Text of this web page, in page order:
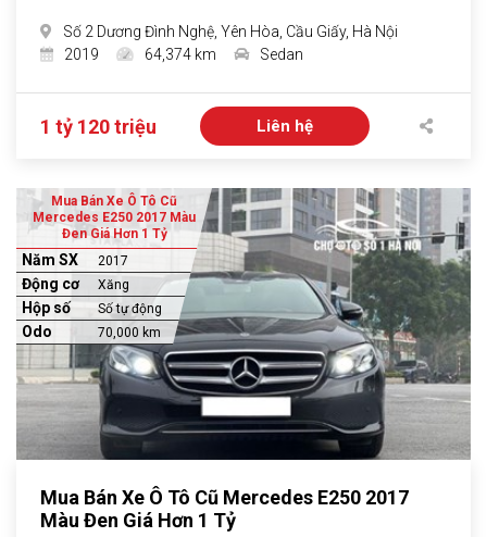
Số 2 Dương Đình Nghệ, Yên Hòa, Cầu Giấy, Hà Nội
2019
64,374 km Sedan
1 tỷ 120 triệu Liên hệ
Mua Bán Xe Ô Tô Cũ
Mercedes E250 2017 Màu
Đen Giá Hơn 1 Tỷ
Năm SX 2017
Động cơ Xăng
Hộp số Số tự động
Odo 70,000 km
Mua Bán Xe Ô Tô Cũ Mercedes E250 2017
Màu Đen Giá Hơn 1 Tỷ